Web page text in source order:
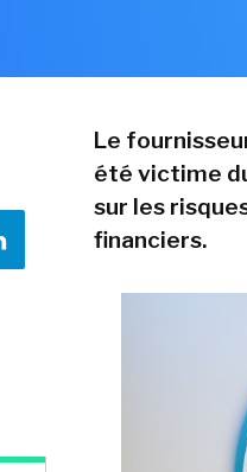
Le
été victime
sur les
financiers.